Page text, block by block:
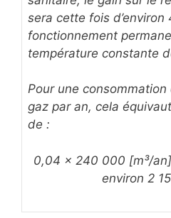
sera cette fois
fonctionnement
température constante
Pour une
gaz par an, cela
de :
0,04 x 240 000 [m³/
environ 2